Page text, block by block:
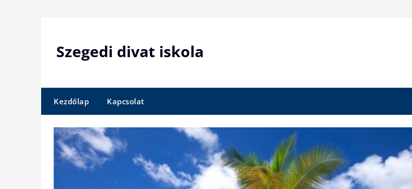
Szegedi divat iskola
Kezdőlap Kapcsolat